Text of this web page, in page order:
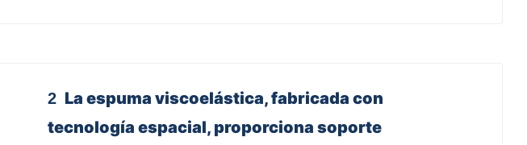
2 La espuma viscoelástica, fabricada con
tecnología espacial, proporciona soporte